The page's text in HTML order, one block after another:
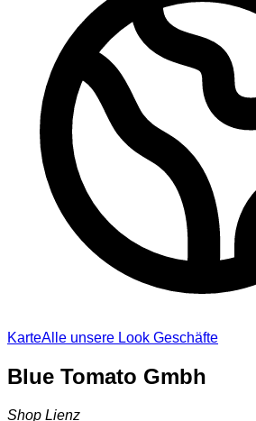
KarteAlle unsere Look Geschäfte
Blue Tomato Gmbh
Shop Lienz